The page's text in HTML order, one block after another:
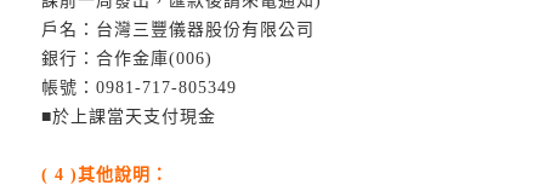
戶名：台灣三豐儀器股份有限公司
銀行：合作金庫(006)
帳號：0981-717-805349
■於上課當天支付現金
( 4 )其他說明：